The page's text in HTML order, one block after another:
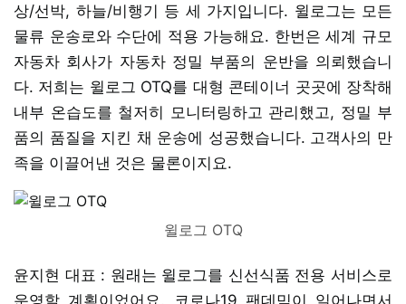
상/선박, 하늘/비행기 등 세 가지입니다. 윌로그는 모든
물류 운송로와 수단에 적용 가능해요. 한번은 세계 규모
자동차 회사가 자동차 정밀 부품의 운반을 의뢰했습니
다. 저희는 윌로그 OTQ를 대형 콘테이너 곳곳에 장착해
내부 온습도를 철저히 모니터링하고 관리했고, 정밀 부
품의 품질을 지킨 채 운송에 성공했습니다. 고객사의 만
족을 이끌어낸 것은 물론이지요.
윌로그 OTQ
윤지현 대표 : 원래는 윌로그를 신선식품 전용 서비스로
운영할 계획이었어요. 코로나19 팬데믹이 일어나면서